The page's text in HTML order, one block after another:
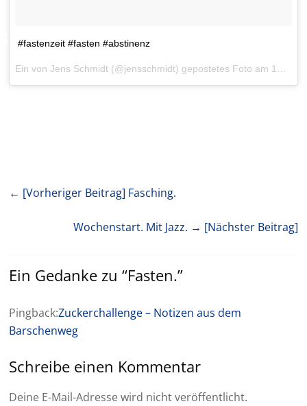
#fastenzeit #fasten #abstinenz
Ein von Jens Schmidt (@jensschmidt) gepostetes Foto am 10. Feb 2016 um 5:51 Uhr
← [Vorheriger Beitrag] Fasching.
Wochenstart. Mit Jazz. → [Nächster Beitrag]
Ein Gedanke zu “Fasten.”
Pingback:Zuckerchallenge – Notizen aus dem
Barschenweg
Schreibe einen Kommentar
Deine E-Mail-Adresse wird nicht veröffentlicht.